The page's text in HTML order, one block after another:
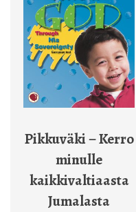
Pikkuväki – Kerro
minulle
kaikkivaltiaasta
Jumalasta